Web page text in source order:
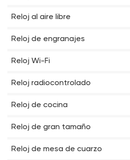
Reloj al aire libre
Reloj de engranajes
Reloj Wi-Fi
Reloj radiocontrolado
Reloj de cocina
Reloj de gran tamaño
Reloj de mesa de cuarzo